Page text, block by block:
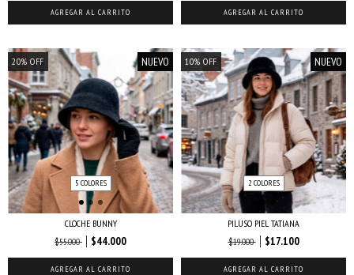
AGREGAR AL CARRITO AGREGAR AL CARRITO
20% OFF NUEVO
5 COLORES
CLOCHE BUNNY
$55.000
$44.000
AGREGAR AL CARRITO
10% OFF NUEVO
2 COLORES
PILUSO PIEL TATIANA
$19.000
$17.100
AGREGAR AL CARRITO